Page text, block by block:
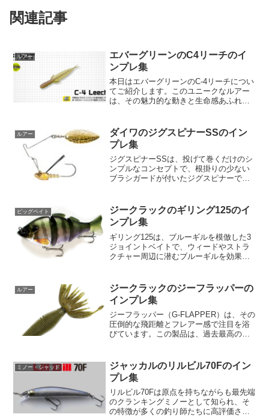
関連記事
ルアー
エバーグリーンのC4リーチのイ
ンプレ集
本日はエバーグリーンのC-4リーチについ
てご紹介します。このユニークなルアー
は、その魅力的な動きと生命感あふれる
う。艶めかしくうねるリーチテールと細
かい波動のパーツで生き...
ルアー
ダイワのジグスピナーSSのイン
プレ集
ジグスピナーSSは、投げて巻くだけのシ
ンプルなコンセプトで、根掛りの少ない
ブラシガードが付いたジグスピナーで
フッキング性能を両立しています。幅広
いブレードがしっかりと...
ビッグベイト
ジークラックのギリング125のイ
ンプレ集
ギリング125は、ブルーギルを模倣した3
ジョイントベイトで、ウィードやストラ
クチャー周辺に潜むブルーギルを効果的
引きます。一方、ファーストリトリーブ
ではハイピッチアクシ...
ルアー
ジークラックのジーフラッパーの
インプレ集
ジーフラッパー（G-FLAPPER）は、その
圧倒的な飛距離とフレアー感で注目を浴
びています。この製品は、過去最高のソ
ンカーで遠くのポイントも簡単に攻める
ことができま...
ミノー・シャッド
ジャッカルのリルビル70Fのイン
プレ集
リルビル70Fは原点を持ちながらも最先端
のクランキングミノーとして知られ、そ
の特徴が多くの釣り師たちに高評価され